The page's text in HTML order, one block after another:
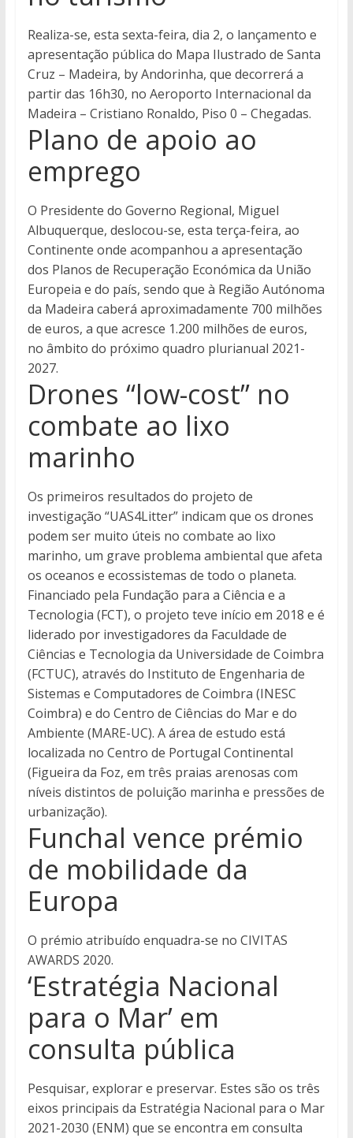
Realiza-se, esta sexta-feira, dia 2, o lançamento e
apresentação pública do Mapa Ilustrado de Santa
Cruz – Madeira, by Andorinha, que decorrerá a
partir das 16h30, no Aeroporto Internacional da
Madeira – Cristiano Ronaldo, Piso 0 – Chegadas.
Plano de apoio ao
emprego
O Presidente do Governo Regional, Miguel
Albuquerque, deslocou-se, esta terça-feira, ao
Continente onde acompanhou a apresentação
dos Planos de Recuperação Económica da União
Europeia e do país, sendo que à Região Autónoma
da Madeira caberá aproximadamente 700 milhões
de euros, a que acresce 1.200 milhões de euros,
no âmbito do próximo quadro plurianual 2021-
2027.
Drones “low-cost” no
combate ao lixo
marinho
Os primeiros resultados do projeto de
investigação “UAS4Litter” indicam que os drones
podem ser muito úteis no combate ao lixo
marinho, um grave problema ambiental que afeta
os oceanos e ecossistemas de todo o planeta.
Financiado pela Fundação para a Ciência e a
Tecnologia (FCT), o projeto teve início em 2018 e é
liderado por investigadores da Faculdade de
Ciências e Tecnologia da Universidade de Coimbra
(FCTUC), através do Instituto de Engenharia de
Sistemas e Computadores de Coimbra (INESC
Coimbra) e do Centro de Ciências do Mar e do
Ambiente (MARE-UC). A área de estudo está
localizada no Centro de Portugal Continental
(Figueira da Foz, em três praias arenosas com
níveis distintos de poluição marinha e pressões de
urbanização).
Funchal vence prémio
de mobilidade da
Europa
O prémio atribuído enquadra-se no CIVITAS
AWARDS 2020.
‘Estratégia Nacional
para o Mar’ em
consulta pública
Pesquisar, explorar e preservar. Estes são os três
eixos principais da Estratégia Nacional para o Mar
2021-2030 (ENM) que se encontra em consulta